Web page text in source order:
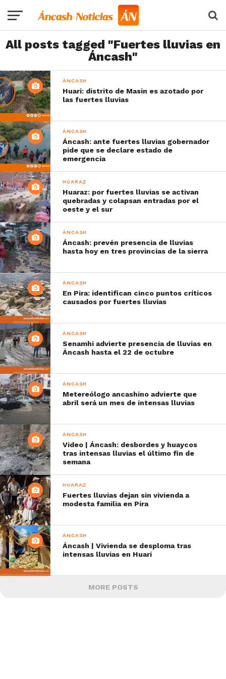
All posts tagged "Fuertes lluvias en
Áncash"
ÁNCASH
Huari: distrito de Masin es azotado por
las fuertes lluvias
ÁNCASH
Áncash: ante fuertes lluvias gobernador
pide que se declare estado de
emergencia
HUARAZ
Huaraz: por fuertes lluvias se activan
quebradas y colapsan entradas por el
oeste y el sur
ÁNCASH
Áncash: prevén presencia de lluvias
hasta hoy en tres provincias de la sierra
ÁNCASH
En Pira: identifican cinco puntos críticos
causados por fuertes lluvias
ÁNCASH
Senamhi advierte presencia de lluvias en
Áncash hasta el 22 de octubre
ÁNCASH
Metereólogo ancashino advierte que
abril será un mes de intensas lluvias
ÁNCASH
Video | Áncash: desbordes y huaycos
tras intensas lluvias el último fin de
semana
HUARAZ
Fuertes lluvias dejan sin vivienda a
modesta familia en Pira
ÁNCASH
Áncash | Vivienda se desploma tras
intensas lluvias en Huari
MORE POSTS